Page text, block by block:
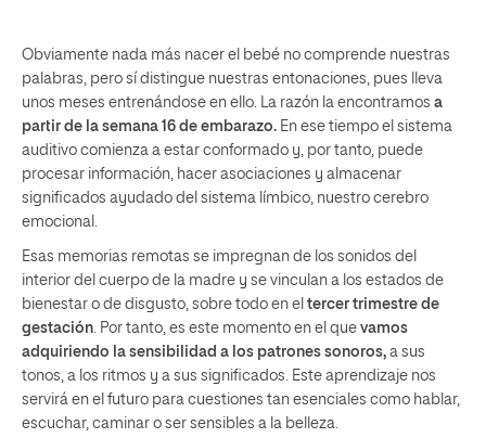
Obviamente nada más nacer el bebé no comprende nuestras
palabras, pero sí distingue nuestras entonaciones, pues lleva
unos meses entrenándose en ello. La razón la encontramos a
partir de la semana 16 de embarazo. En ese tiempo el sistema
auditivo comienza a estar conformado y, por tanto, puede
procesar información, hacer asociaciones y almacenar
significados ayudado del sistema límbico, nuestro cerebro
emocional.
Esas memorias remotas se impregnan de los sonidos del
interior del cuerpo de la madre y se vinculan a los estados de
bienestar o de disgusto, sobre todo en el tercer trimestre de
gestación. Por tanto, es este momento en el que vamos
adquiriendo la sensibilidad a los patrones sonoros, a sus
tonos, a los ritmos y a sus significados. Este aprendizaje nos
servirá en el futuro para cuestiones tan esenciales como hablar,
escuchar, caminar o ser sensibles a la belleza.